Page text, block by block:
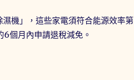
機」，這些家電須符合能源效率第
個月內申請退稅減免。